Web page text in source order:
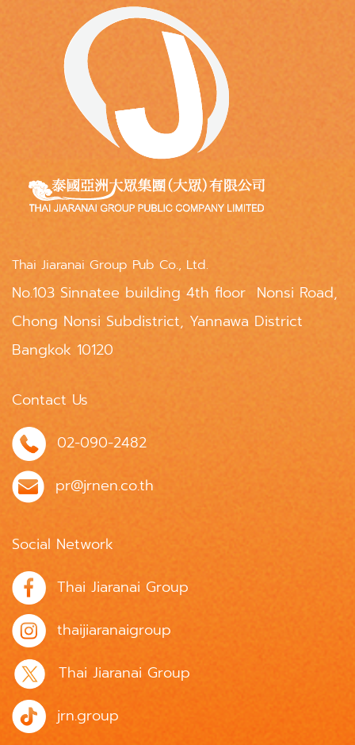
Thai Jiaranai Group Pub Co., Ltd.
No.103 Sinnatee building 4th floor Nonsi Road,
Chong Nonsi Subdistrict, Yannawa District
Bangkok 10120
Contact Us
02-090-2482
pr@jrnen.co.th
Social Network
Thai Jiaranai Group
thaijiaranaigroup
Thai Jiaranai Group
jrn.group